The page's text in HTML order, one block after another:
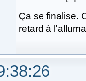
Ça se finalise.
retard à